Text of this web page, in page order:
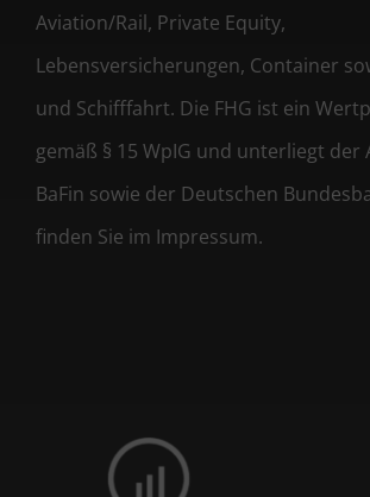
Aviation/Rail, Private Equity,
Lebensversicherungen, Container
und Schifffahrt. Die FHG ist ein
gemäß § 15 WpIG und unterliegt der
BaFin sowie der Deutschen
finden Sie im Impressum.